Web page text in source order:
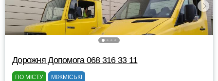
Дорожня Допомога 068 316 33 11
ПО МІСТУ МІЖМІСЬКІ